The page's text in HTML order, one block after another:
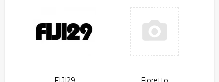
FIJI29 Fioretto